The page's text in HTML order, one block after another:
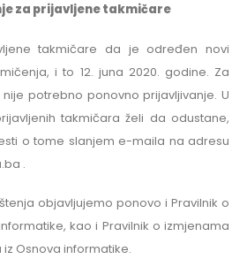
za prijavljene takmičare
takmičare da je određen novi
i to 12. juna 2020. godine. Za
potrebno ponovno prijavljivanje. U
takmičara želi da odustane,
o tome slanjem e-maila na adresu
.
objavljujemo ponovo i Pravilnik o
kao i Pravilnik o izmjenama
Osnova informatike.